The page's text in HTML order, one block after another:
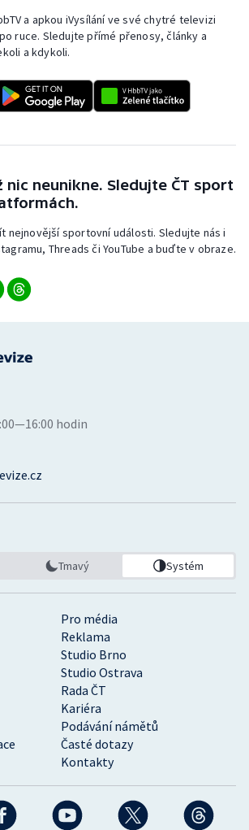
a apkou iVysílání ve své chytré televizi
ruce. Sledujte přímé přenosy, články a
a kdykoli.
nic neunikne. Sledujte ČT sport
nejnovější sportovní události. Sledujte nás i
Threads či YouTube a buďte v obraze.
Pro média
Reklama
Studio Brno
Studio Ostrava
Rada ČT
Kariéra
Podávání námětů
Časté dotazy
Kontakty
hodin
Tmavý Systém